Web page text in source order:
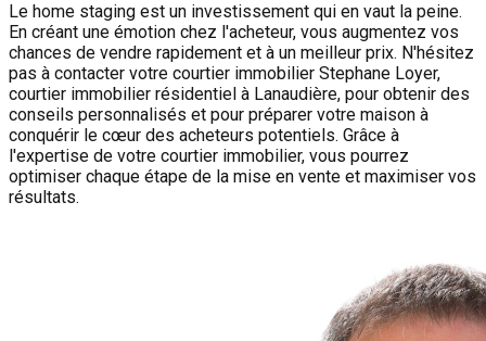
Le home staging est un investissement qui en vaut la peine.
En créant une émotion chez l'acheteur, vous augmentez vos
chances de vendre rapidement et à un meilleur prix. N'hésitez
pas à contacter votre courtier immobilier Stephane Loyer,
courtier immobilier résidentiel à Lanaudière, pour obtenir des
conseils personnalisés et pour préparer votre maison à
conquérir le cœur des acheteurs potentiels. Grâce à
l'expertise de votre courtier immobilier, vous pourrez
optimiser chaque étape de la mise en vente et maximiser vos
résultats.